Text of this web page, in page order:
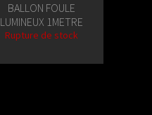
BALLON FOULE
LUMINEUX 1METRE
Rupture de stock